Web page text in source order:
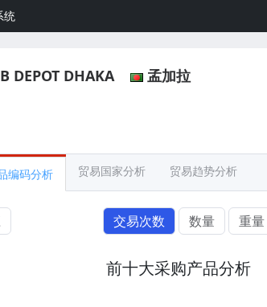
统
DEPOT DHAKA 孟加拉
编码分析 贸易国家分析 贸易趋势分析
交易次数 数量 重量
前十大采购产品分析